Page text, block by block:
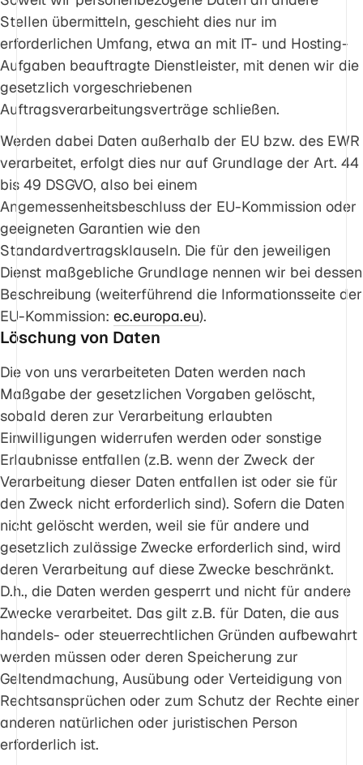
Stellen übermitteln, geschieht dies nur im
erforderlichen Umfang, etwa an mit IT- und Hosting-
Aufgaben beauftragte Dienstleister, mit denen wir die
gesetzlich vorgeschriebenen
Auftragsverarbeitungsverträge schließen.
Werden dabei Daten außerhalb der EU bzw. des EWR
verarbeitet, erfolgt dies nur auf Grundlage der Art. 44
bis 49 DSGVO, also bei einem
Angemessenheitsbeschluss der EU-Kommission oder
geeigneten Garantien wie den
Standardvertragsklauseln. Die für den jeweiligen
Dienst maßgebliche Grundlage nennen wir bei dessen
Beschreibung (weiterführend die Informationsseite der
EU-Kommission: ec.europa.eu).
Löschung von Daten
Die von uns verarbeiteten Daten werden nach
Maßgabe der gesetzlichen Vorgaben gelöscht,
sobald deren zur Verarbeitung erlaubten
Einwilligungen widerrufen werden oder sonstige
Erlaubnisse entfallen (z.B. wenn der Zweck der
Verarbeitung dieser Daten entfallen ist oder sie für
den Zweck nicht erforderlich sind). Sofern die Daten
nicht gelöscht werden, weil sie für andere und
gesetzlich zulässige Zwecke erforderlich sind, wird
deren Verarbeitung auf diese Zwecke beschränkt.
D.h., die Daten werden gesperrt und nicht für andere
Zwecke verarbeitet. Das gilt z.B. für Daten, die aus
handels- oder steuerrechtlichen Gründen aufbewahrt
werden müssen oder deren Speicherung zur
Geltendmachung, Ausübung oder Verteidigung von
Rechtsansprüchen oder zum Schutz der Rechte einer
anderen natürlichen oder juristischen Person
erforderlich ist.